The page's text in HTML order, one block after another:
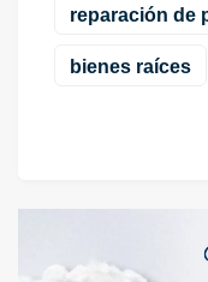
reparación de
bienes raíces